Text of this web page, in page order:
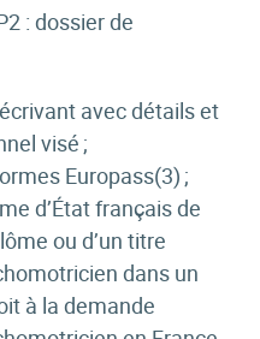
: dossier de
avec détails et
visé ;
Europass(3) ;
d’État français de
ou d’un titre
dans un
à la demande